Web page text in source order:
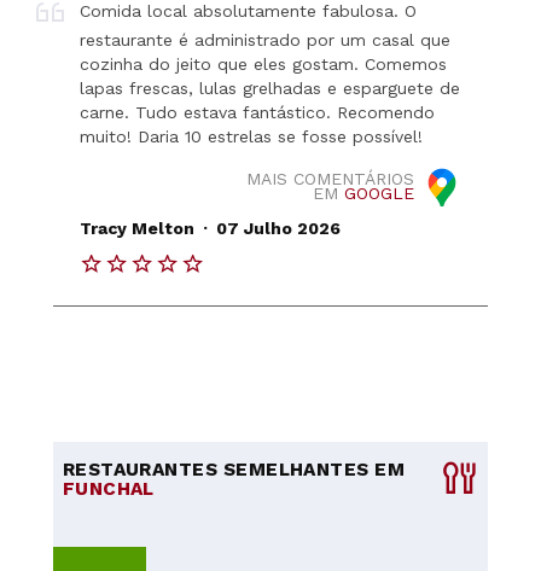
Comida local absolutamente fabulosa. O
restaurante é administrado por um casal que
cozinha do jeito que eles gostam. Comemos
lapas frescas, lulas grelhadas e esparguete de
carne. Tudo estava fantástico. Recomendo
muito! Daria 10 estrelas se fosse possível!
MAIS COMENTÁRIOS
EM GOOGLE
Tracy Melton . 07 Julho 2026
RESTAURANTES SEMELHANTES EM
FUNCHAL